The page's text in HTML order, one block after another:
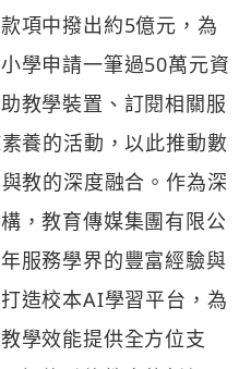
項中撥出約5億元，為
學申請一筆過50萬元資
教學裝置、訂閱相關服
養的活動，以此推動數
教的深度融合。作為深
，教育傳媒集團有限公
服務學界的豐富經驗與
造校本AI學習平台，為
學效能提供全方位支